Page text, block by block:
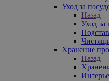
Уход за
Назад
Уход за
Хранение
Назад